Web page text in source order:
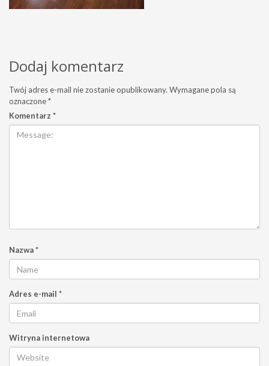
Dodaj komentarz
Twój adres e-mail nie zostanie opublikowany. Wymagane pola są
oznaczone*
Komentarz *
Nazwa*
Adres e-mail *
Witryna internetowa